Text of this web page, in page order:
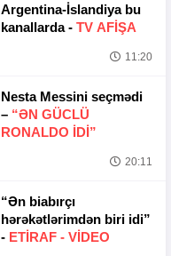
Argentina-İslandiya bu
kanallarda - TV AFİŞA
11:20
Nesta Messini seçmədi
– “ƏN GÜCLÜ
RONALDO IDI”
20:11
“Ən biabırçı
hərəkətlərimdən biri idi”
- ETIRAF - VİDEO